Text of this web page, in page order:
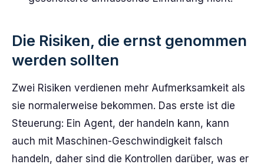
Die Risiken, die ernst genommen
werden sollten
Zwei Risiken verdienen mehr Aufmerksamkeit als
sie normalerweise bekommen. Das erste ist die
Steuerung: Ein Agent, der handeln kann, kann
auch mit Maschinen-Geschwindigkeit falsch
handeln, daher sind die Kontrollen darüber, was er